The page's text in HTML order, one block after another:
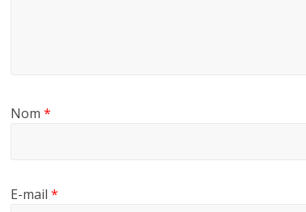
Nom*
E-mail*